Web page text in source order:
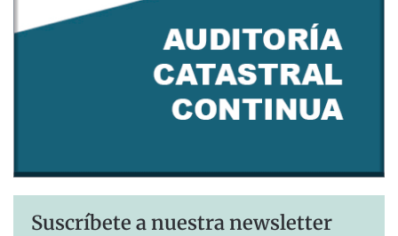
Suscríbete a nuestra newsletter